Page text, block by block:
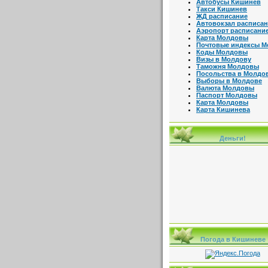
Автобусы Кишинев
Такси Кишинев
ЖД расписание
Автовокзал
Аэропорт
Карта Молдовы
Почтовые индексы
Коды Молдовы
Визы в Молдову
Таможня Молдовы
Посольства в
Выборы в Молдове
Валюта Молдовы
Паспорт Молдовы
Карта Молдовы
Карта Кишинева
Деньги!
Погода в Кишиневе